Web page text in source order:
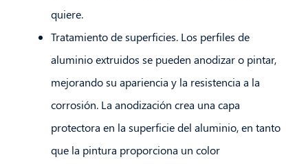
quiere.
Tratamiento de superficies. Los perfiles de
aluminio extruidos se pueden anodizar o pintar,
mejorando su apariencia y la resistencia a la
corrosión. La anodización crea una capa
protectora en la superficie del aluminio, en tanto
que la pintura proporciona un color